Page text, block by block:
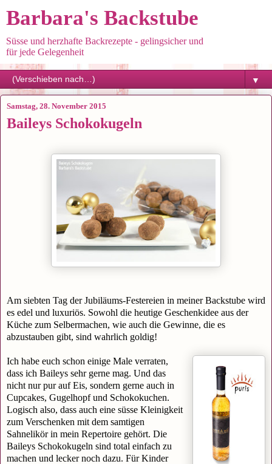
Barbara's Backstube
Süsse und herzhafte Backrezepte - gelingsicher und
für jede Gelegenheit
▼
Samstag, 28. November 2015
Baileys Schokokugeln
Am siebten Tag der Jubiläums-Festereien in meiner Backstube wird
es edel und luxuriös. Sowohl die heutige Geschenkidee aus der
Küche zum Selbermachen, wie auch die Gewinne, die es
abzustauben gibt, sind wahrlich goldig!
Ich habe euch schon einige Male verraten,
dass ich Baileys sehr gerne mag. Und das
nicht nur pur auf Eis, sondern gerne auch in
Cupcakes, Gugelhopf und Schokokuchen.
Logisch also, dass auch eine süsse Kleinigkeit
zum Verschenken mit dem samtigen
Sahnelikör in mein Repertoire gehört. Die
Baileys Schokokugeln sind total einfach zu
machen und lecker noch dazu. Für Kinder